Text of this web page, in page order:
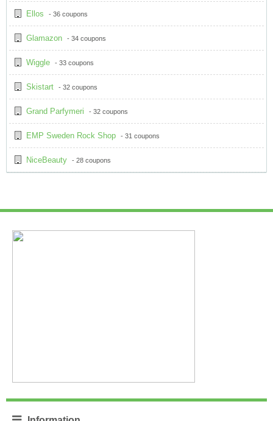
Ellos - 36 coupons
Glamazon - 34 coupons
Wiggle - 33 coupons
Skistart - 32 coupons
Grand Parfymeri - 32 coupons
EMP Sweden Rock Shop - 31 coupons
NiceBeauty - 28 coupons